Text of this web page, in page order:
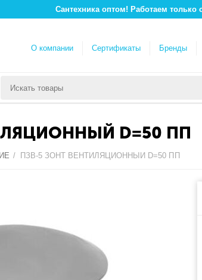
Сантехника оптом! Работаем
О компании Сертификаты Бренды
D=50 ПП
/ ПЗВ-5 ЗОНТ ВЕНТИЛЯЦИОННЫЙ D=50 ПП